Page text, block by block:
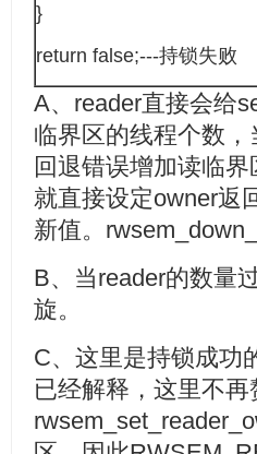
}
return false;---持锁失败
A、reader直接会给
临界区的线程个数
回退错误增加读临
就直接设定owner返
新值。
B、当reader的数量
旋。
C、这里是持锁成功
已经解释，这里不